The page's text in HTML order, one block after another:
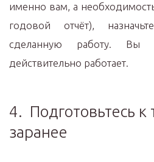
именно вам, а
годовой отчёт),
сделанную работу. Вы
действительно работает.
4. Подготовьтесь к
заранее